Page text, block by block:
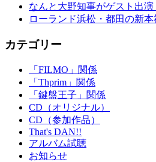
なんと大野知事がゲスト出演
ローランド浜松・都田の新本
カテゴリー
「FILMO」関係
「Thprim」関係
「鍵盤王子」関係
CD（オリジナル）
CD（参加作品）
That's DAN!!
アルバム試聴
お知らせ